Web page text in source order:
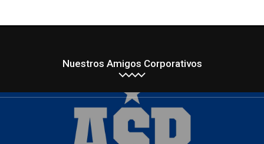
Nuestros Amigos Corporativos